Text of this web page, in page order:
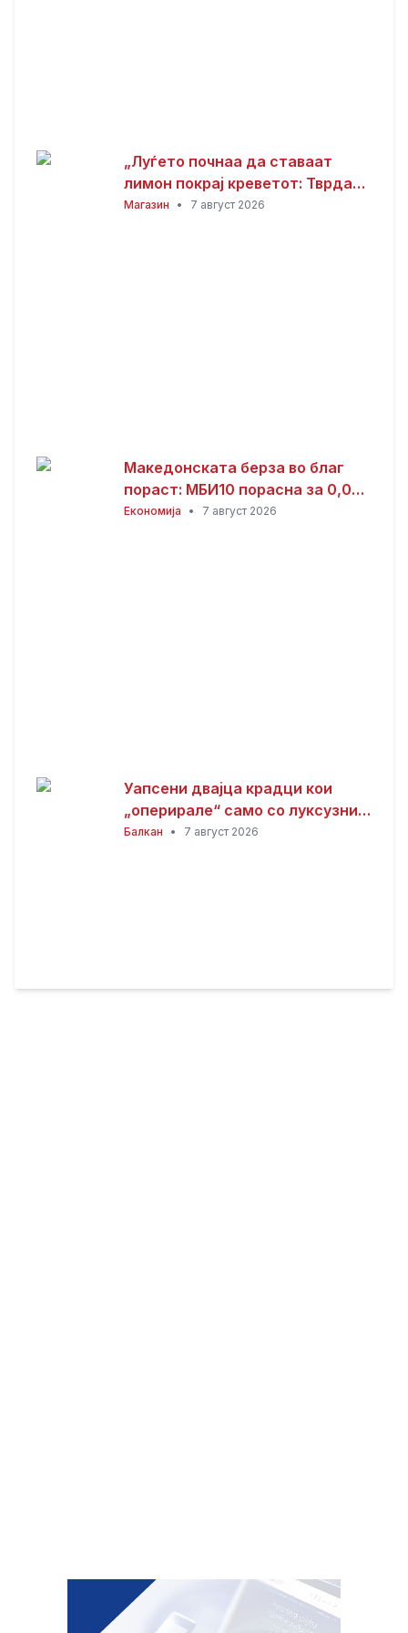
„Луѓето почнаа да ставаат
лимон покрај креветот: Тврдат
дека решава еден голем
Магазин • 7 август 2026
Македонската берза во благ
пораст: МБИ10 порасна за 0,08
отсто, најтргувани акциите на
Економија • 7 август 2026
Уапсени двајца крадци кои
„оперирале“ само со луксузни
автомобили
Балкан • 7 август 2026